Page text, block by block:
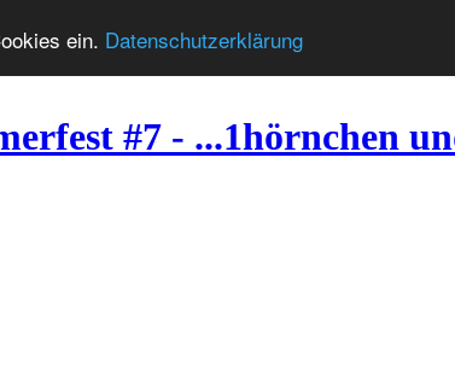
ein. Datenschutzerklärung
#7 - ...1hörnchen